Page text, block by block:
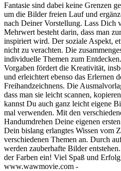
Fantasie sind dabei keine Grenzen
um die Bilder freien Lauf und
nach Deiner Vorstellung. Lass Dich
Mehrwert besteht darin, dass man
inspiriert wird. Der soziale Aspekt,
nicht zu verachten. Die
individuelle Themen zum
Vorgaben fördert die Kreativität,
und erleichtert ebenso das Erlernen
Freihandzeichnens. Die
dass man sie leicht scannen,
kannst Du auch ganz leicht eigene
mal verwenden. Mit den
Handumdrehen Deine eigenen
Dein bislang erlangtes Wissen vom
verschiedenen Themen an. Durch
werden zauberhafte Bilder
der Farben ein! Viel Spaß und
www.wawmovie.com -